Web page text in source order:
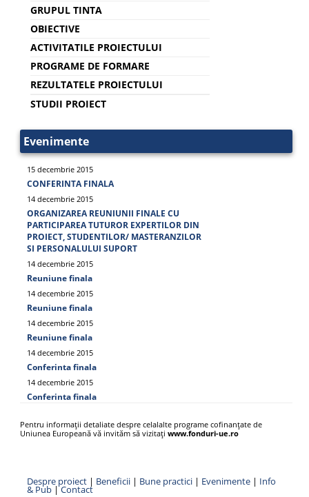
GRUPUL TINTA
OBIECTIVE
ACTIVITATILE PROIECTULUI
PROGRAME DE FORMARE
REZULTATELE PROIECTULUI
STUDII PROIECT
Evenimente
15 decembrie 2015
CONFERINTA FINALA
14 decembrie 2015
ORGANIZAREA REUNIUNII FINALE CU
PARTICIPAREA TUTUROR EXPERTILOR DIN
PROIECT, STUDENTILOR/ MASTERANZILOR
SI PERSONALULUI SUPORT
14 decembrie 2015
Reuniune finala
14 decembrie 2015
Reuniune finala
14 decembrie 2015
Reuniune finala
14 decembrie 2015
Conferinta finala
14 decembrie 2015
Conferinta finala
Pentru informații detaliate despre celalalte programe cofinanțate de
Uniunea Europeană vă invităm să vizitați www.fonduri-ue.ro
Despre proiect | Beneficii | Bune practici | Evenimente | Info
& Pub |Contact